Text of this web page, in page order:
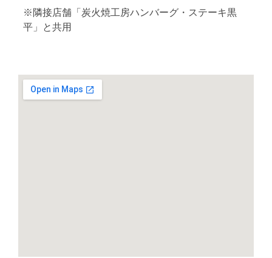
※隣接店舗「炭火焼工房ハンバーグ・ステーキ黒
平」と共用